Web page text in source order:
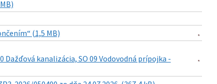
(1,5 MB)
Dažďová kanalizácia, SO 09 Vodovodná prípojka -